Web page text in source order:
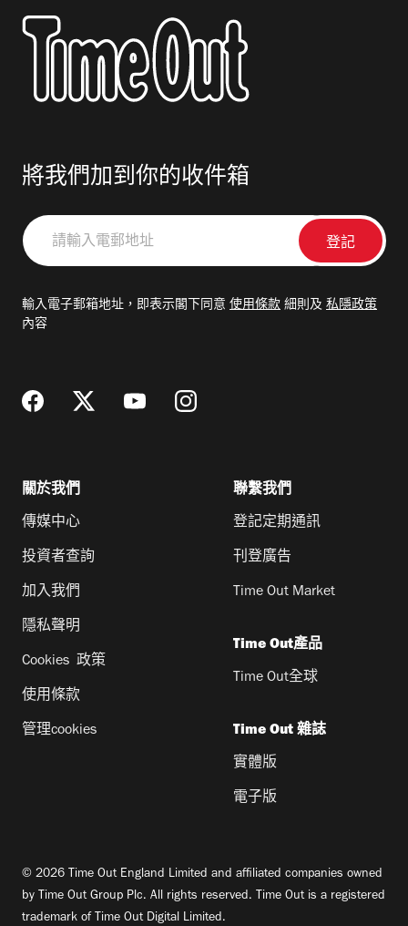
將我們加到你的收件箱
請
輸
郵
輸入電子郵箱地址，即表示閣下同意 使用條款 細則及 私隱政策
內容
關於我們
傳媒中心
投資者查詢
加入我們
隱私聲明
Cookies 政策
使用條款
管理cookies
聯繫我們
登記定期通訊
刊登廣告
Time Out Market
Time Out產品
Time Out全球
Time Out 雜誌
實體版
電子版
© 2026 Time Out England Limited and affiliated companies owned
by Time Out Group Plc. All rights reserved. Time Out is a registered
trademark of Time Out Digital Limited.